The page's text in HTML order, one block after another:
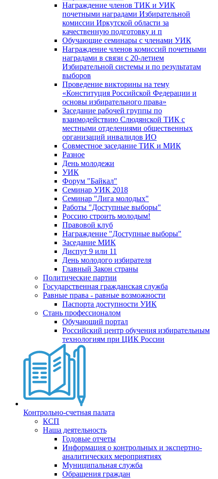
Награждение членов ТИК и УИК
почетными наградами Избирательной
комиссии Иркутской области за
качественную подготовку и п
Обучающие семинары с членами УИК
Награждение членов комиссий почетными
наградами в связи с 20-летием
Избирательной системы и по результатам
выборов
Проведение викторины на тему
«Конституция Российской Федерации и
основы избирательного права»
Заседание рабочей группы по
взаимодействию Слюдянской ТИК с
местными отделениями общественных
организаций инвалидов ИО
Совместное заседание ТИК и МИК
Разное
День молодежи
УИК
Форум "Байкал"
Семинар УИК 2018
Семинар "Лига молодых"
Работы "Доступные выборы"
Россию строить молодым!
Правовой клуб
Награждение "Доступные выборы"
Заседание МИК
Диспут 9 или 11
День молодого избирателя
Главный Закон страны
Политические партии
Государственная гражданская служба
Равные права - равные возможности
Паспорта доступности УИК
Стань профессионалом
Обучающий портал
Российский центр обучения избирательным
технологиям при ЦИК России
Контрольно-счетная палата
КСП
Наша деятельность
Годовые отчеты
Информация о контрольных и экспертно-
аналитических мероприятиях
Муниципальная служба
Обращения граждан